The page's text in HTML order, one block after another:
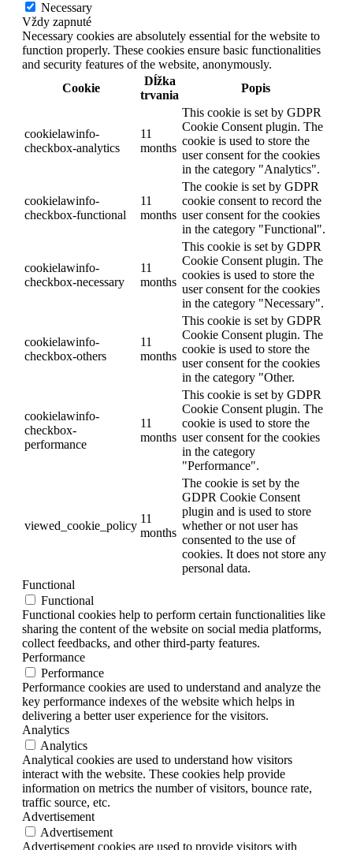
Necessary
Vždy zapnuté
Necessary cookies are absolutely essential for the website to
function properly. These cookies ensure basic functionalities
and security features of the website, anonymously.
Cookie
Dĺžka
trvania
Popis
cookielawinfo-
checkbox-analytics
11
months
This cookie is set by GDPR
Cookie Consent plugin. The
cookie is used to store the
user consent for the cookies
in the category "Analytics".
cookielawinfo-
checkbox-functional
11
months
The cookie is set by GDPR
cookie consent to record the
user consent for the cookies
in the category "Functional".
cookielawinfo-
checkbox-necessary
11
months
This cookie is set by GDPR
Cookie Consent plugin. The
cookies is used to store the
user consent for the cookies
in the category "Necessary".
cookielawinfo-
checkbox-others
11
months
This cookie is set by GDPR
Cookie Consent plugin. The
cookie is used to store the
user consent for the cookies
in the category "Other.
cookielawinfo-
checkbox-
performance
11
months
This cookie is set by GDPR
Cookie Consent plugin. The
cookie is used to store the
user consent for the cookies
in the category
"Performance".
viewed_cookie_policy
11
months
The cookie is set by the
GDPR Cookie Consent
plugin and is used to store
whether or not user has
consented to the use of
cookies. It does not store any
personal data.
Functional
Functional
Functional cookies help to perform certain functionalities like
sharing the content of the website on social media platforms,
collect feedbacks, and other third-party features.
Performance
Performance
Performance cookies are used to understand and analyze the
key performance indexes of the website which helps in
delivering a better user experience for the visitors.
Analytics
Analytics
Analytical cookies are used to understand how visitors
interact with the website. These cookies help provide
information on metrics the number of visitors, bounce rate,
traffic source, etc.
Advertisement
Advertisement
Advertisement cookies are used to provide visitors with